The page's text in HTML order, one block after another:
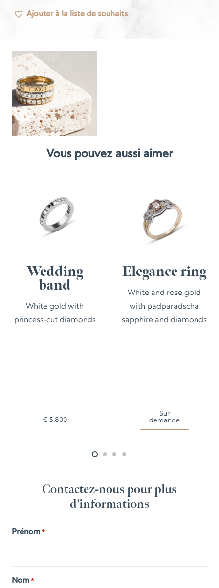
de
or
rose
Ajouter à la liste de souhaits
Vous pouvez aussi aimer
Wedding
band
White gold with
princess-cut diamonds
€ 5.800
Elegance ring
White and rose gold
with padparadscha
sapphire and diamonds
Sur
demande
Contactez-nous pour plus
d’informations
Prénom *
Nom *